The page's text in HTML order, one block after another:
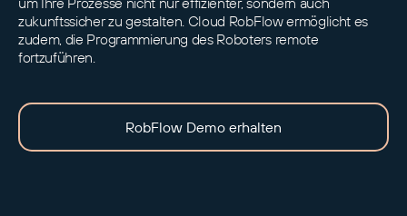
zukunftssicher zu gestalten. Cloud RobFlow ermöglicht es
zudem, die Programmierung des Roboters remote
fortzuführen.
RobFlow Demo erhalten